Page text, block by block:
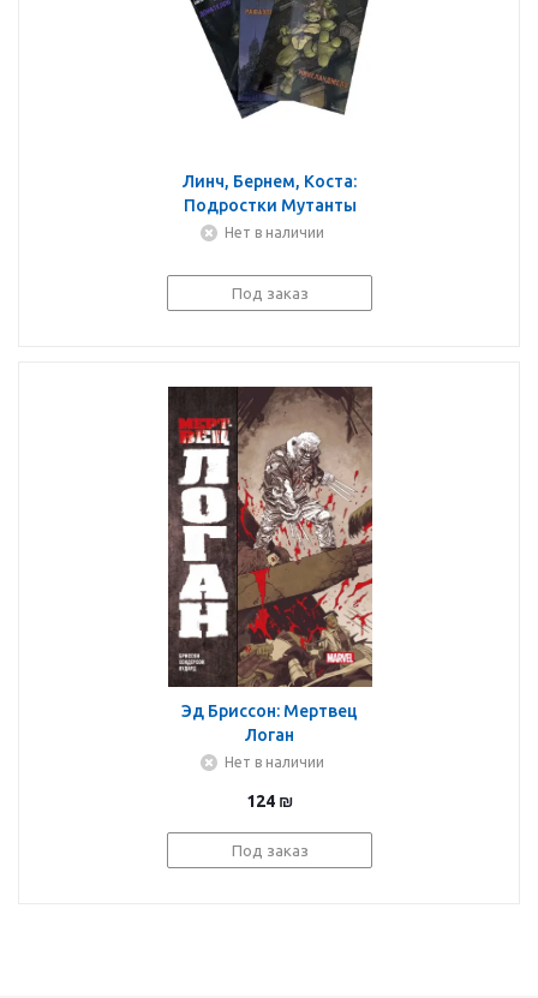
Линч, Бернем, Коста:
Подростки Мутанты
Ниндзя Черепашки.
микро-серий
Нет в наличии
Под заказ
Эд Бриссон: Мертвец
Логан
Нет в наличии
124 ₪
Под заказ